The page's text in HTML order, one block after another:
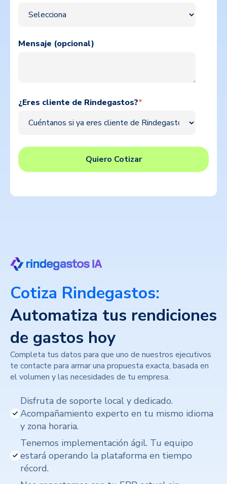
Cotiza Rindegastos:
Automatiza tus rendiciones
de gastos hoy
Completa tus datos para que uno de nuestros ejecutivos
te contacte para armar una propuesta exacta, basada en
el volumen y las necesidades de tu empresa.
Disfruta de soporte local y dedicado.
Acompañamiento experto en tu mismo idioma
y zona horaria.
Tenemos implementación ágil. Tu equipo
estará operando la plataforma en tiempo
récord.
Mensaje (opcional)
¿Eres cliente de Rindegastos?*